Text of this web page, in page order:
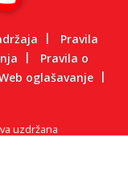
Pravila
Pravila o
oglašavanje
uzdržana